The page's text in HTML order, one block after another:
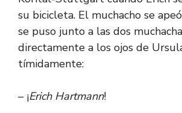
su bicicleta. El muchacho se
se puso junto a las dos
directamente a los ojos de
tímidamente:
– ¡Erich Hartmann!